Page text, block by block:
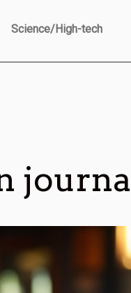
Science/High-tech